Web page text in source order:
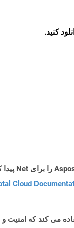
Cloud